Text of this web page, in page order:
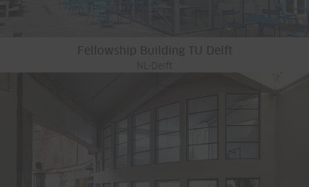
Fellowship Building TU Delft
NL-Delft